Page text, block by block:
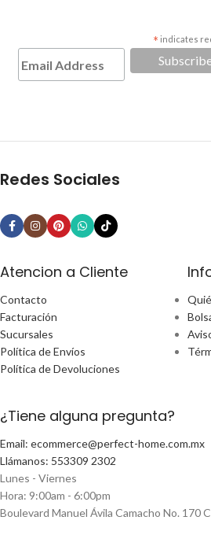
* indicates
Redes Sociales
Atencion a Cliente
Contacto
Facturación
Sucursales
Política de Envíos
Política de Devoluciones
¿Tiene alguna pregunta?
Email: ecommerce@perfect-home.com.mx
Llámanos: 553309 2302
Lunes - Viernes
Hora: 9:00am - 6:00pm
Boulevard Manuel Ávila Camacho No. 170